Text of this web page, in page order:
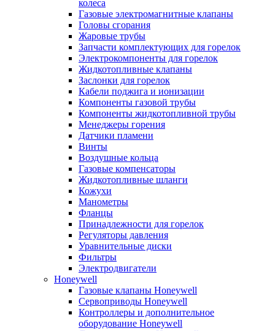
колеса
Газовые электромагнитные клапаны
Головы сгорания
Жаровые трубы
Запчасти комплектующих для горелок
Электрокомпоненты для горелок
Жидкотопливные клапаны
Заслонки для горелок
Кабели поджига и ионизации
Компоненты газовой трубы
Компоненты жидкотопливной трубы
Менеджеры горения
Датчики пламени
Винты
Воздушные кольца
Газовые компенсаторы
Жидкотопливные шланги
Кожухи
Манометры
Фланцы
Принадлежности для горелок
Регуляторы давления
Уравнительные диски
Фильтры
Электродвигатели
Honeywell
Газовые клапаны Honeywell
Сервоприводы Honeywell
Контроллеры и дополнительное
оборудование Honeywell